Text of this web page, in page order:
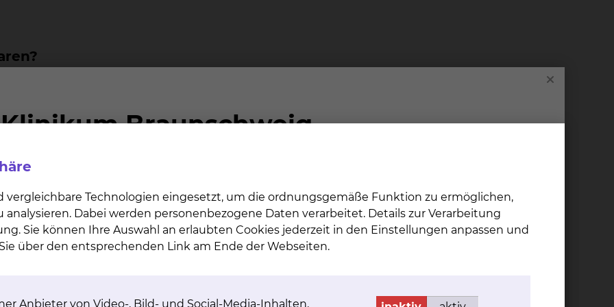
vergleichbare Technologien eingesetzt, um die ordnungsgemäße Funktion zu ermöglichen,
Dabei werden personenbezogene Daten verarbeitet. Details zur Verarbeitung
Sie können Ihre Auswahl an erlaubten Cookies jederzeit in den Einstellungen anpassen und
über den entsprechenden Link am Ende der Webseiten.
Anbieter von Video-, Bild- und Social-Media-Inhalten.